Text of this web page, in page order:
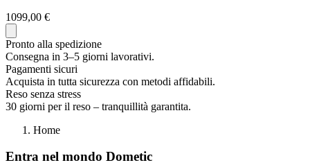
1099,00 €
Pronto alla spedizione
Consegna in 3–5 giorni lavorativi.
Pagamenti sicuri
Acquista in tutta sicurezza con metodi affidabili.
Reso senza stress
30 giorni per il reso – tranquillità garantita.
Home
Entra nel mondo Dometic